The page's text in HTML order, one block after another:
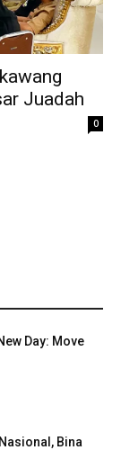
Juadah
0
Day: Move
Bina